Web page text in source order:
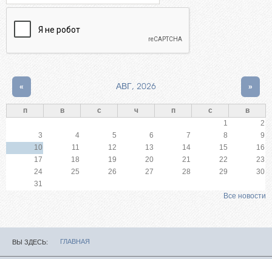
АВГ, 2026
« »
п в с ч п с
в
1
2
3
4 5 6 7 8
9
10
11 12 13 14 15
16
17
18 19 20 21 22
23
24
25 26 27 28 29
30
31
Все новости
ВЫ ЗДЕСЬ ГЛАВНАЯ